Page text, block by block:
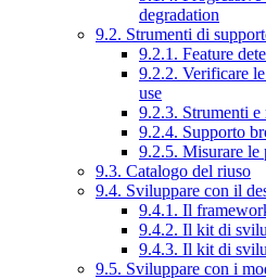
degradation
9.2. Strumenti di
9.2.1. Feature
9.2.2. Verificare
use
9.2.3. Strumenti e
9.2.4. Supporto
9.2.5. Misurare le
9.3. Catalogo del riuso
9.4. Sviluppare con il
9.4.1. Il
9.4.2. Il kit di
9.4.3. Il kit di
9.5. Sviluppare con i